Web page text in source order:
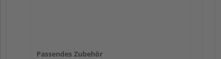
Passendes Zubehör